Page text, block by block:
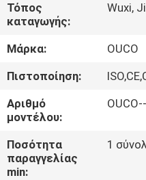
ΕΜΦΆΝΙΣΗ
VR
ΣΧΕΤΙΚΆ
ΜΕ
ΕΜΆΣ
Τόπος
καταγωγής:
Wuxi,
Μάρκα:
OUCO
Πιστοποίηση:
Αριθμό
μοντέλου:
Ποσότητα
παραγγελίας
min:
1